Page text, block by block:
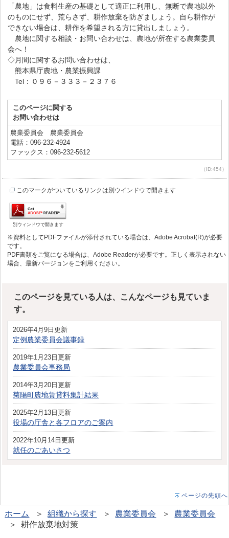
「農地」は食料生産の基礎として適正に利用し、無断で農地以外
のものにせず、荒らさず、耕作放棄を防ぎましょう。自ら耕作が
できない場合は、耕作を希望される方に貸出しましょう。
農地に関する相談・お問い合わせは、農地が所在する農業委員
会へ！
◇月間に関するお問い合わせは、
熊本県庁農地・農業振興課
Tel：０９６－３３３－２３７６
このページに関する
お問い合わせは
農業委員会 農業委員会
電話：096-232-4924
ファックス：096-232-5612
（ID:454）
このマークがついているリンクは別ウインドウで開きます
別ウィンドウで開きます
※資料としてPDFファイルが添付されている場合は、Adobe Acrobat(R)が必要
です。
PDF書類をご覧になる場合は、Adobe Readerが必要です。正しく表示されない
場合、最新バージョンをご利用ください。
このページを見ている人は、こんなページも見ていま
す。
2026年4月9日更新
定例農業委員会議事録
2019年1月23日更新
農業委員会事務局
2014年3月20日更新
菊陽町農地賃貸料集計結果
2025年2月13日更新
役場の庁舎と各フロアのご案内
2022年10月14日更新
就任のごあいさつ
ページの先頭へ
ホーム ＞組織から探す ＞ 農業委員会 ＞ 農業委員会
＞ 耕作放棄地対策